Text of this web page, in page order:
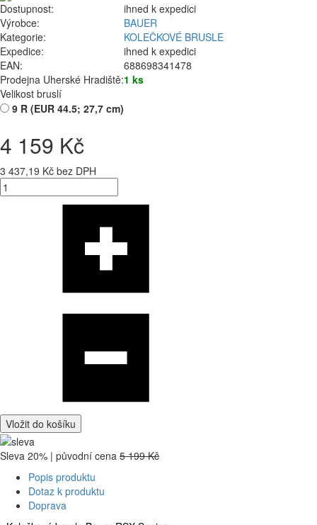
Dostupnost:
ihned k expedici
Výrobce:
BAUER
Kategorie:
KOLEČKOVÉ BRUSLE
Expedice:
ihned k expedici
EAN:
688698341478
Prodejna Uherské Hradiště:1 ks
Velikost bruslí
9 R (EUR 44.5; 27,7 cm)
4 159 Kč
3 437,19 Kč bez DPH
Vložit do košíku
Sleva 20% | původní cena 5 199 Kč
Popis produktu
Dotaz k produktu
Doprava